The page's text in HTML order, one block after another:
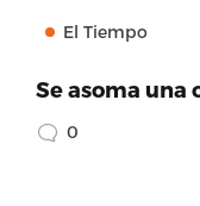
El Tiempo
Se asoma una
0